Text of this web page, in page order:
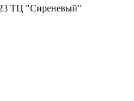
ТЦ "Сиреневый"